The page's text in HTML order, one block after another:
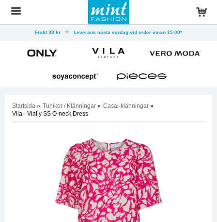
Frakt 39 kr Leverans nästa vardag vid order innan 15:00*
Startsida » Tunikor / Klänningar » Casal-klänningar »
Vila - Vially SS O-neck Dress